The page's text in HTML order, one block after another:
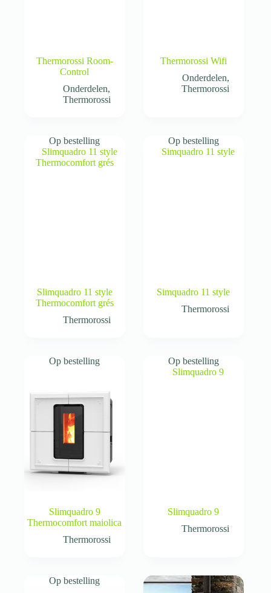
Thermorossi Room-
Control
Onderdelen,
Thermorossi
Thermorossi Wifi
Onderdelen,
Thermorossi
Op bestelling
Slimquadro 11 style
Thermocomfort grés
Thermorossi
Op bestelling
Simquadro 11 style
Thermorossi
Op bestelling
Slimquadro 9
Thermocomfort maiolica
Thermorossi
Op bestelling
Slimquadro 9
Thermorossi
Op bestelling